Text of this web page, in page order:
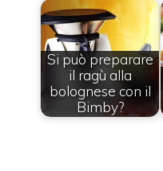
Si può preparare
il ragù alla
bolognese con il
Bimby?